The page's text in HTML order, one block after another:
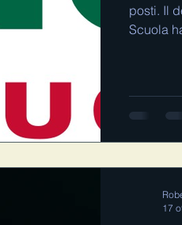
posti. Il
Scuola
posti. In
17